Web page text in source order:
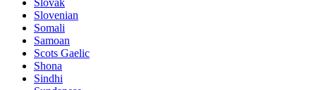
Slovak
Slovenian
Somali
Samoan
Scots Gaelic
Shona
Sindhi